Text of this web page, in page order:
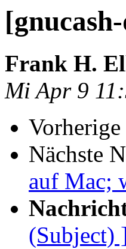
Frank H.
Mi Apr 9
Nächste
auf Mac;
(Subject)